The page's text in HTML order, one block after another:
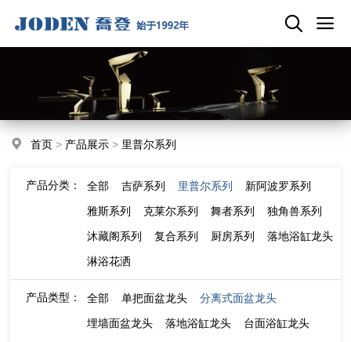
首页 > 产品展示 > 里普尔系列
产品分类： 全部 吉萨系列 里普尔系列
新阿波罗系列
雅斯系列
克莱尔系列 舞者系列
独角兽系列
沐藏阁系列
复合系列 厨房系列
落地浴缸龙头
淋浴花洒
产品类型： 全部 单把面盆龙头
分离式面盆龙头
埋墙面盆龙头
落地浴缸龙头
台面浴缸龙头